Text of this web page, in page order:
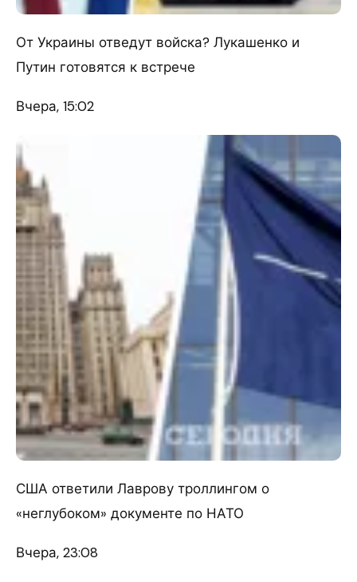
От Украины отведут войска? Лукашенко и
Путин готовятся к встрече
Вчера, 15:02
США ответили Лаврову троллингом о
«неглубоком» документе по НАТО
Вчера, 23:08